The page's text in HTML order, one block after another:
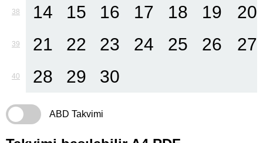
38 14 15 16 17 18 19 20
39 21 22 23 24 25 26 27
40 28 29 30
ABD Takvimi